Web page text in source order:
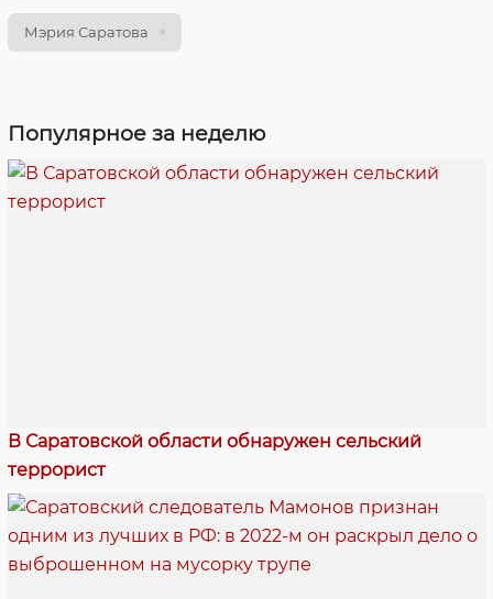
Мэрия Саратова
Популярное за неделю
В Саратовской области обнаружен сельский
террорист